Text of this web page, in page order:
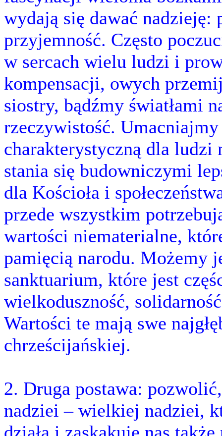
wydają się dawać nadzieję:
przyjemność. Często
w sercach wielu ludzi i
kompensacji, owych
siostry, bądźmy światłami
rzeczywistość.
charakterystyczną dla ludzi
stania się budowniczymi
dla Kościoła i
przede wszystkim
wartości niematerialne,
pamięcią narodu. Możemy
sanktuarium, które jest
wielkoduszność,
Wartości te mają swe
chrześcijańskiej.
2. Druga postawa:
nadziei – wielkiej nadziei,